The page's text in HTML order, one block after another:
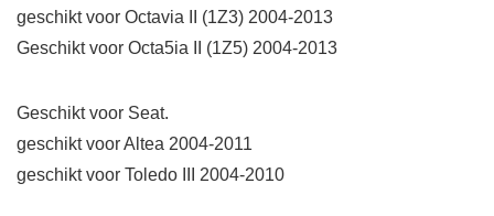
geschikt voor Octavia II (1Z3) 2004-2013
Geschikt voor Octa5ia II (1Z5) 2004-2013
Geschikt voor Seat.
geschikt voor Altea 2004-2011
geschikt voor Toledo III 2004-2010